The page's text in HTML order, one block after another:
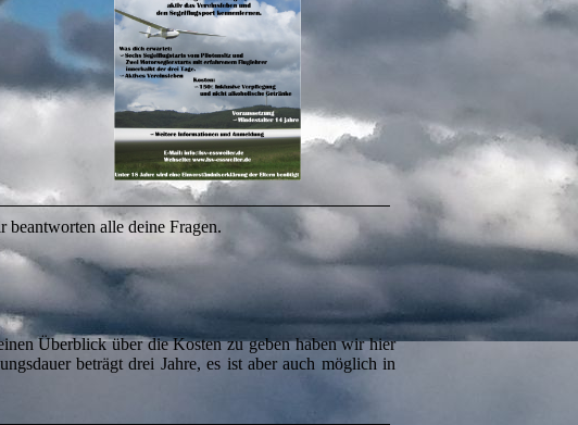
beantworten alle deine Fragen.
Überblick über die Kosten zu geben haben wir hier
beträgt drei Jahre, es ist aber auch möglich in